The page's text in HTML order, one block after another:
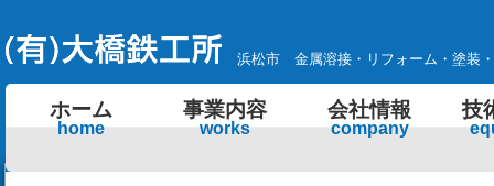
浜松市 金属溶接・リフォーム・塗装
ホーム
home
事業内容
works
会社情報
company
技